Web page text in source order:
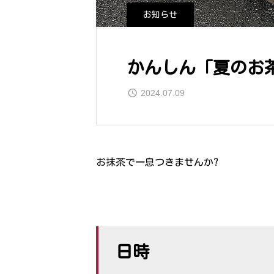
お知らせ
かんしん「夏のお
2024.07.09
お抹茶で一息つきませんか?
日時